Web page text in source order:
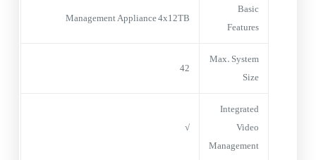
Basic
Features
Management Appliance 4x12TB
Max. System
Size
42
Integrated
Video
Management
√